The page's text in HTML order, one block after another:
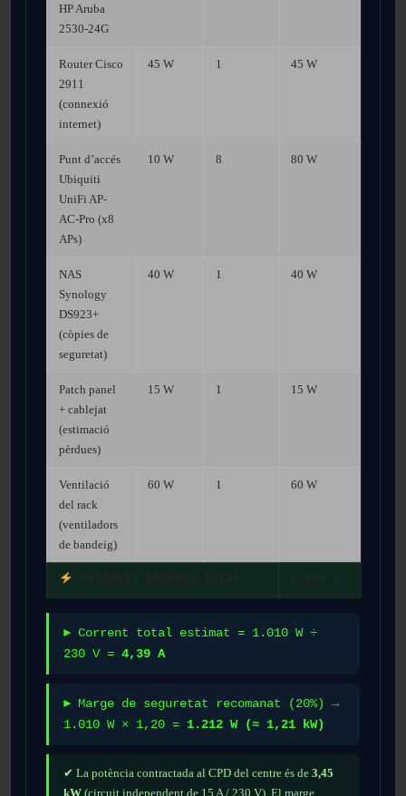
HP Aruba
2530-24G
Router Cisco
2911
(connexió
internet)
45 W 1 45 W
Punt d’accés
Ubiquiti
UniFi AP-
AC-Pro (x8
APs)
10 W 8 80 W
NAS
Synology
DS923+
(còpies de
seguretat)
40 W 1 40 W
Patch panel
+ cablejat
(estimació
pèrdues)
15 W 1 15 W
Ventilació
del rack
(ventiladors
de bandeig)
60 W 1 60 W
► Corrent total estimat = 1.010 W ÷
230 V =4,39 A
► Marge de seguretat recomanat (20%) →
1.010 W × 1,20 = 1.212 W (≈ 1,21 kW)
✔ La potència contractada al CPD del centre és de3,45
kW (circuit independent de 15 A / 230 V). El marge